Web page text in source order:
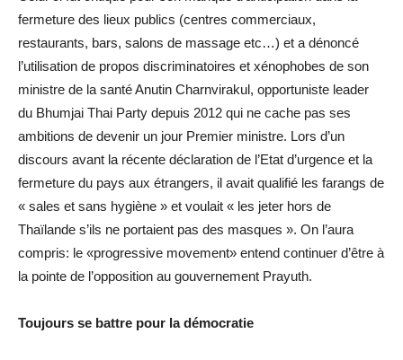
fermeture des lieux publics (centres commerciaux,
restaurants, bars, salons de massage etc…) et a dénoncé
l’utilisation de propos discriminatoires et xénophobes de son
ministre de la santé Anutin Charnvirakul, opportuniste leader
du Bhumjai Thai Party depuis 2012 qui ne cache pas ses
ambitions de devenir un jour Premier ministre. Lors d’un
discours avant la récente déclaration de l’Etat d’urgence et la
fermeture du pays aux étrangers, il avait qualifié les farangs de
« sales et sans hygiène » et voulait « les jeter hors de
Thaïlande s’ils ne portaient pas des masques ». On l’aura
compris: le «progressive movement» entend continuer d’être à
la pointe de l’opposition au gouvernement Prayuth.
Toujours se battre pour la démocratie